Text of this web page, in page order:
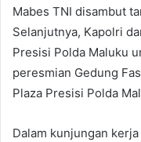
Mabes TNI disambut
Selanjutnya, Kapolri
Presisi Polda Maluku
peresmian Gedung
Plaza Presisi Polda
Dalam kunjungan